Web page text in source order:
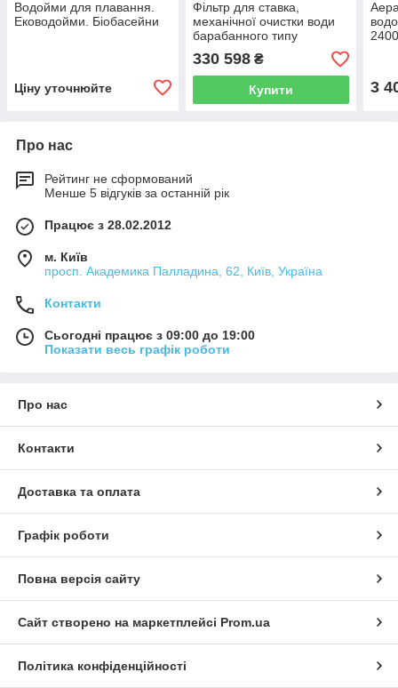
Водойми для плавання.
Еководойми. Біобасейни
Ціну уточнюйте
Фільтр для ставка,
механічної очистки води
барабанного типу
ProfiDrum Eco 55/40 для
риб Кой та УЗВ
330 598₴
Купити 3
Про нас
Рейтинг не сформований
Менше 5 відгуків за останній рік
Працює з 28.02.2012
м. Київ
просп. Академика Палладина, 62, Київ, Україна
Контакти
Сьогодні працює з 09:00 до 19:00
Показати весь графік роботи
Про нас
Контакти
Доставка та оплата
Графік роботи
Повна версія сайту
Сайт створено на маркетплейсі Prom.ua
Політика конфіденційності